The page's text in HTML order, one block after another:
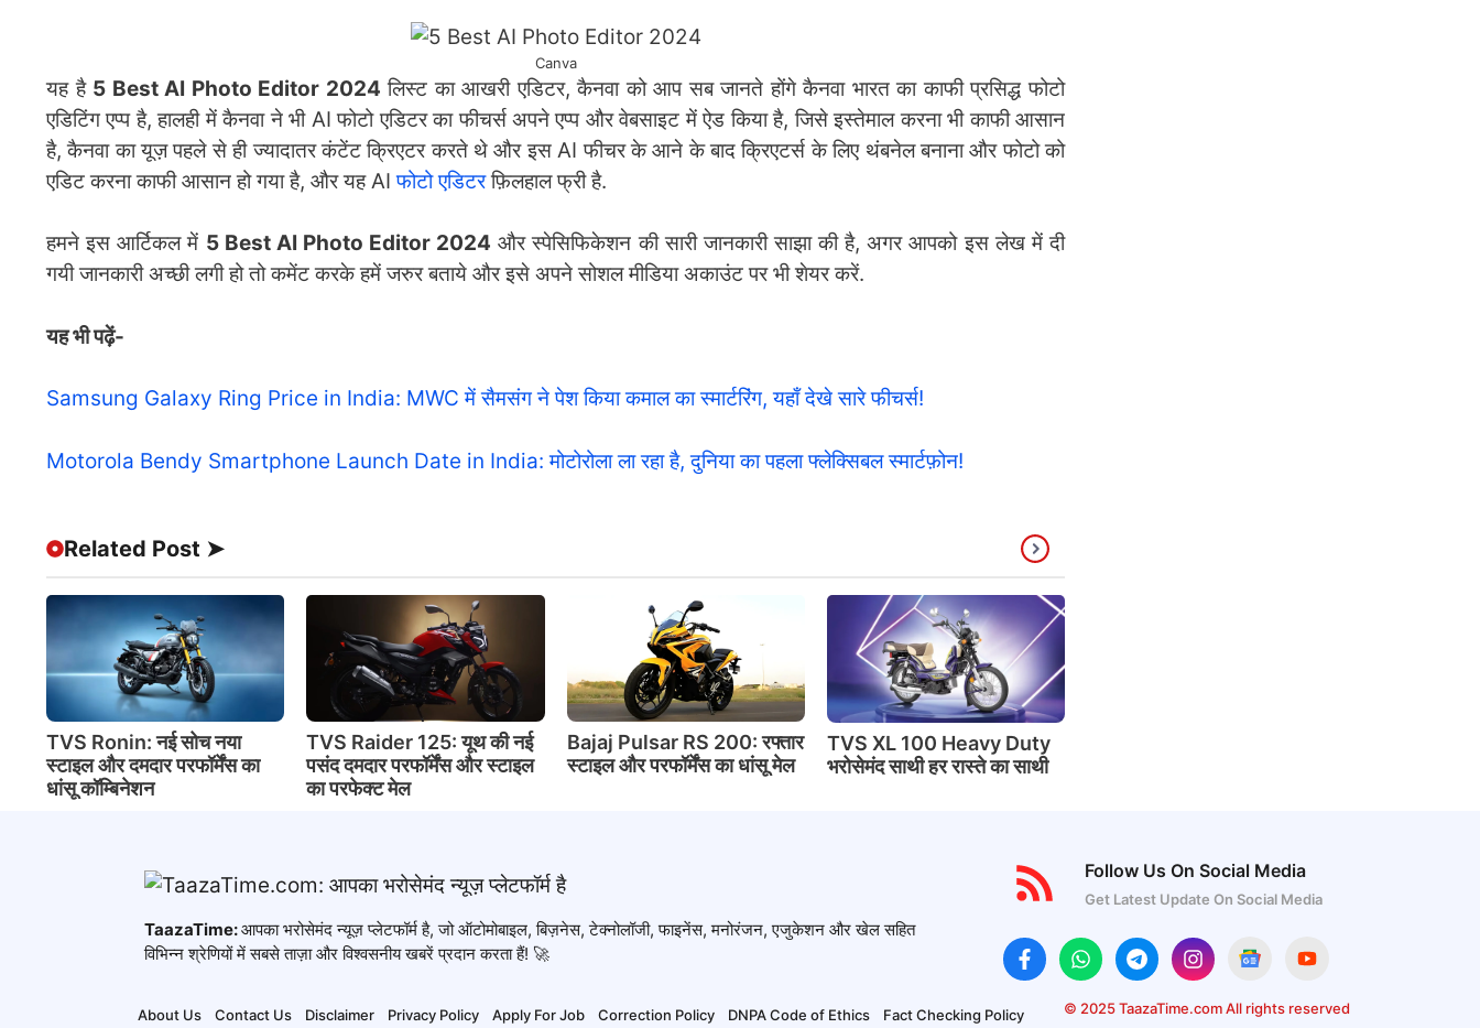
Canva
यह है 5 Best AI Photo Editor 2024 लिस्ट का आखरी एडिटर, कैनवा को आप सब जानते होंगे कैनवा भारत का काफी प्रसिद्ध फोटो
एडिटिंग एप्प है, हालही में कैनवा ने भी AI फोटो एडिटर का फीचर्स अपने एप्प और वेबसाइट में ऐड किया है, जिसे इस्तेमाल करना भी काफी आसान
है, कैनवा का यूज़ पहले से ही ज्यादातर कंटेंट क्रिएटर करते थे और इस AI फीचर के आने के बाद क्रिएटर्स के लिए थंबनेल बनाना और फोटो को
एडिट करना काफी आसान हो गया है, और यह AIफोटो एडिटरफ़िलहाल फ्री है.
हमने इस आर्टिकल में 5 Best AI Photo Editor 2024 और स्पेसिफिकेशन की सारी जानकारी साझा की है, अगर आपको इस लेख में दी
गयी जानकारी अच्छी लगी हो तो कमेंट करके हमें जरुर बताये और इसे अपने सोशल मीडिया अकाउंट पर भी शेयर करें.
यह भी पढ़ें-
Samsung Galaxy Ring Price in India: MWC में सैमसंग ने पेश किया कमाल का स्मार्टरिंग, यहाँ देखे सारे फीचर्स!
Motorola Bendy Smartphone Launch Date in India: मोटोरोला ला रहा है, दुनिया का पहला फ्लेक्सिबल स्मार्टफ़ोन!
Related Post ➤
TVS Ronin: नई सोच नया
स्टाइल और दमदार परफॉर्मेंस का
धांसू कॉम्बिनेशन
TVS Raider 125: यूथ की नई
पसंद दमदार परफॉर्मेंस और स्टाइल
का परफेक्ट मेल
Bajaj Pulsar RS 200: रफ्तार
स्टाइल और परफॉर्मेंस का धांसू मेल
TVS XL 100 Heavy Duty
भरोसेमंद साथी हर रास्ते का साथी
TaazaTime:आपका भरोसेमंद न्यूज़ प्लेटफॉर्म है, जो ऑटोमोबाइल, बिज़नेस, टेक्नोलॉजी, फाइनेंस, मनोरंजन, एजुकेशन और खेल सहित
विभिन्न श्रेणियों में सबसे ताज़ा और विश्वसनीय खबरें प्रदान करता हैं! 🚀
Follow Us On Social Media
Get Latest Update On Social Media
About Us Contact Us Disclaimer Privacy Policy Apply For Job Correction Policy DNPA Code of Ethics Fact Checking Policy © 2025 TaazaTime.com All rights reserved